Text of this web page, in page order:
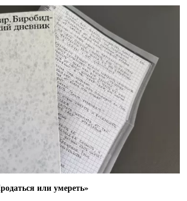
или умереть»